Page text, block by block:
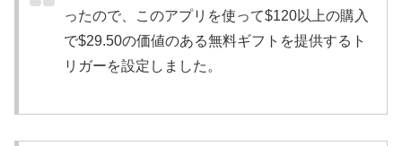
ったので、このアプリを使って$120以上の購入
で$29.50の価値のある無料ギフトを提供するト
リガーを設定しました。